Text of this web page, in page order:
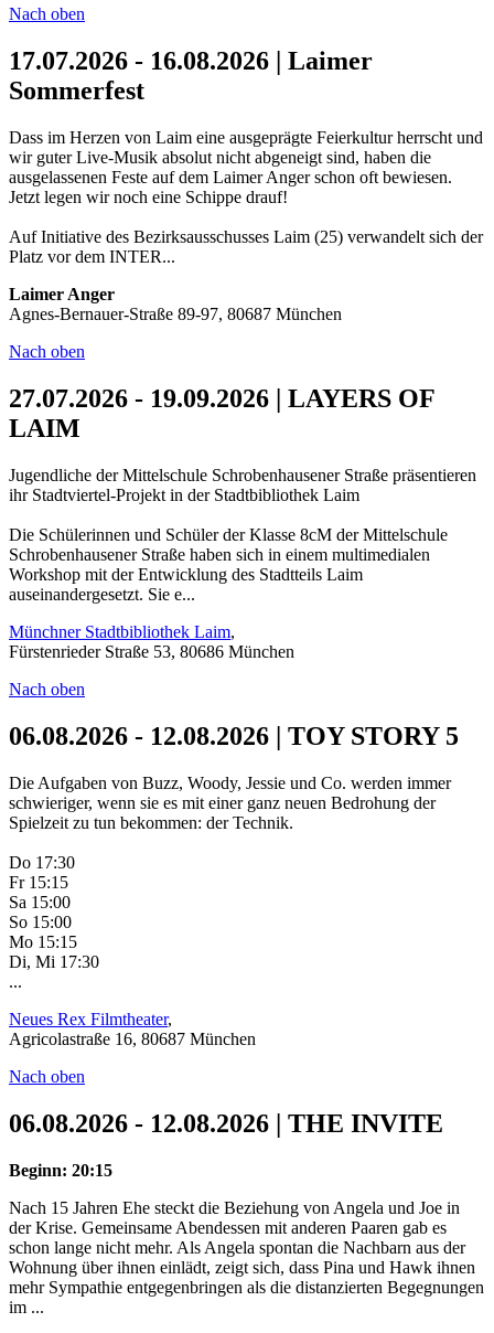
Nach oben
17.07.2026 - 16.08.2026 | Laimer
Sommerfest
Dass im Herzen von Laim eine ausgeprägte Feierkultur herrscht und
wir guter Live-Musik absolut nicht abgeneigt sind, haben die
ausgelassenen Feste auf dem Laimer Anger schon oft bewiesen.
Jetzt legen wir noch eine Schippe drauf!
Auf Initiative des Bezirksausschusses Laim (25) verwandelt sich der
Platz vor dem INTER...
Laimer Anger
Agnes-Bernauer-Straße 89-97, 80687 München
Nach oben
27.07.2026 - 19.09.2026 | LAYERS OF
LAIM
Jugendliche der Mittelschule Schrobenhausener Straße präsentieren
ihr Stadtviertel-Projekt in der Stadtbibliothek Laim
Die Schülerinnen und Schüler der Klasse 8cM der Mittelschule
Schrobenhausener Straße haben sich in einem multimedialen
Workshop mit der Entwicklung des Stadtteils Laim
auseinandergesetzt. Sie e...
Münchner Stadtbibliothek Laim,
Fürstenrieder Straße 53, 80686 München
Nach oben
06.08.2026 - 12.08.2026 | TOY STORY 5
Die Aufgaben von Buzz, Woody, Jessie und Co. werden immer
schwieriger, wenn sie es mit einer ganz neuen Bedrohung der
Spielzeit zu tun bekommen: der Technik.
Do 17:30
Fr 15:15
Sa 15:00
So 15:00
Mo 15:15
Di, Mi 17:30
...
Neues Rex Filmtheater,
Agricolastraße 16, 80687 München
Nach oben
06.08.2026 - 12.08.2026 | THE INVITE
Beginn: 20:15
Nach 15 Jahren Ehe steckt die Beziehung von Angela und Joe in
der Krise. Gemeinsame Abendessen mit anderen Paaren gab es
schon lange nicht mehr. Als Angela spontan die Nachbarn aus der
Wohnung über ihnen einlädt, zeigt sich, dass Pina und Hawk ihnen
mehr Sympathie entgegenbringen als die distanzierten Begegnungen
im ...